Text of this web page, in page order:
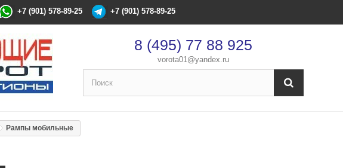
+7 (901) 578-89-25 +7 (901) 578-89-25
8 (495) 77 88 925
vorota01@yandex.ru
Рампы мобильные